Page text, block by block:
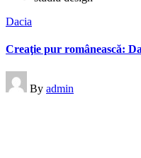
Posted
Dacia
Creaţie pur românească:
Posted
by
By admin